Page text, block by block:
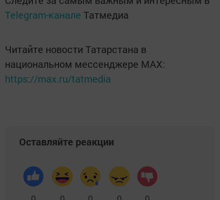
Telegram-канале Татмедиа
Читайте новости Татарстана в
национальном мессенджере MАХ:
https://max.ru/tatmedia
Оставляйте реакции